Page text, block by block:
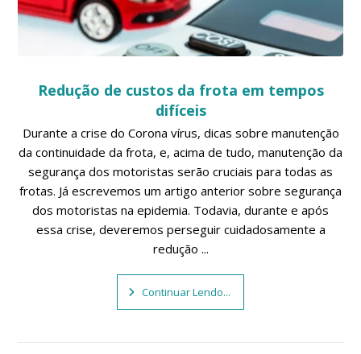
Redução de custos da frota em tempos
difíceis
Durante a crise do Corona vírus, dicas sobre manutenção
da continuidade da frota, e, acima de tudo, manutenção da
segurança dos motoristas serão cruciais para todas as
frotas. Já escrevemos um artigo anterior sobre segurança
dos motoristas na epidemia. Todavia, durante e após
essa crise, deveremos perseguir cuidadosamente a
redução ...
Continuar Lendo...